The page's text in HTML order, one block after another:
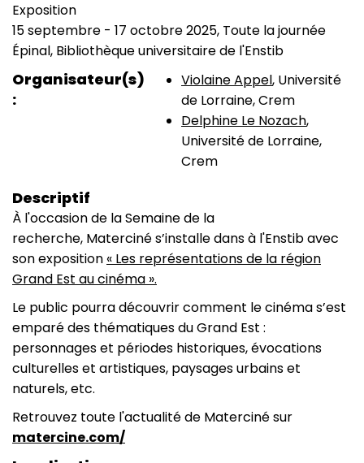
Type
de
manifestation
Exposition
Date
(smart)
15 septembre - 17 octobre 2025, Toute la journée
Lieu
Épinal, Bibliothèque universitaire de l'Enstib
Organisateur(s) Violaine Appel, Université
de Lorraine, Crem
Delphine Le Nozach,
Université de Lorraine,
Crem
Descriptif
À l'occasion de la Semaine de la
recherche, Materciné s’installe dans à l'Enstib avec
son exposition « Les représentations de la région
Grand Est au cinéma ».
Le public pourra découvrir comment le cinéma s’est
emparé des thématiques du Grand Est :
personnages et périodes historiques, évocations
culturelles et artistiques, paysages urbains et
naturels, etc.
Retrouvez toute l'actualité de Materciné sur
matercine.com/